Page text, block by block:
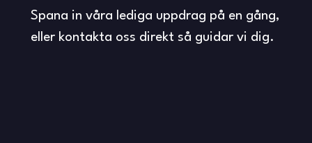
Spana in våra lediga uppdrag på en gång,
eller kontakta oss direkt så guidar vi dig.